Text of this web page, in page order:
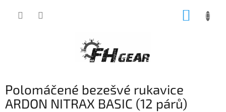
Polomáčené bezešvé rukavice
ARDON NITRAX BASIC (12 párů)